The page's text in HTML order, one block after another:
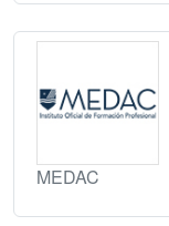
MEDAC